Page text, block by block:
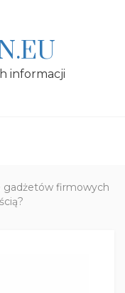
informacji
gadżetów firmowych